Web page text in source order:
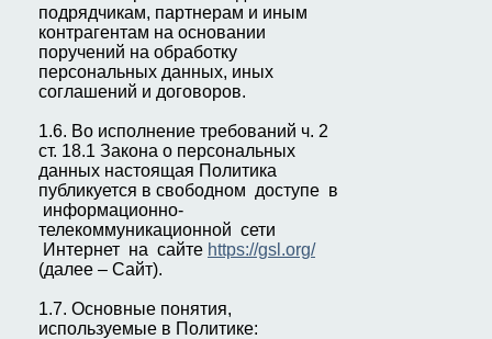
подрядчикам, партнерам и иным
контрагентам на основании
поручений на обработку
персональных данных, иных
соглашений и договоров.
1.6. Во исполнение требований ч. 2
ст. 18.1 Закона о персональных
данных настоящая Политика
публикуется в свободном доступе в
информационно-
телекоммуникационной сети
Интернет на сайте https://gsl.org/
(далее – Сайт).
1.7. Основные понятия,
используемые в Политике: